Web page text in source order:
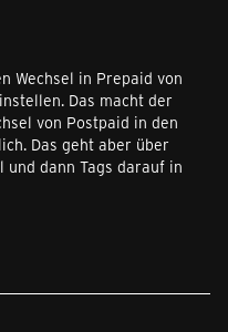
Wechsel in Prepaid von
Das macht der
von Postpaid in den
Das geht aber über
dann Tags darauf in